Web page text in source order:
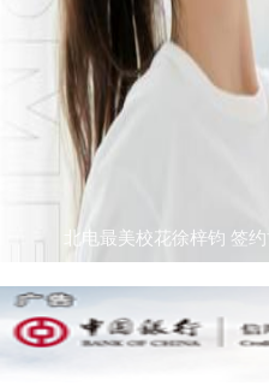
北电最美校花徐梓钧 签